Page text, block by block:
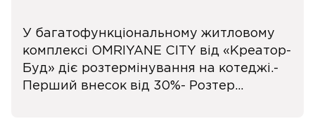
У багатофункціональному житловому
комплексі OMRIYANE CITY від «Креатор-
Буд» діє розтермінування на котеджі.-
Перший внесок від 30%- Розтер...